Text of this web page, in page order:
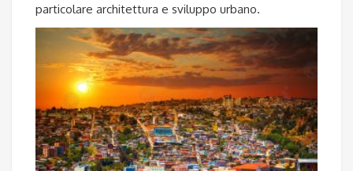
particolare architettura e sviluppo urbano.